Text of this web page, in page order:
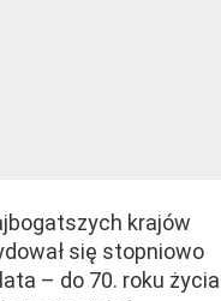
krajów
się stopniowo
– do 70. roku życia